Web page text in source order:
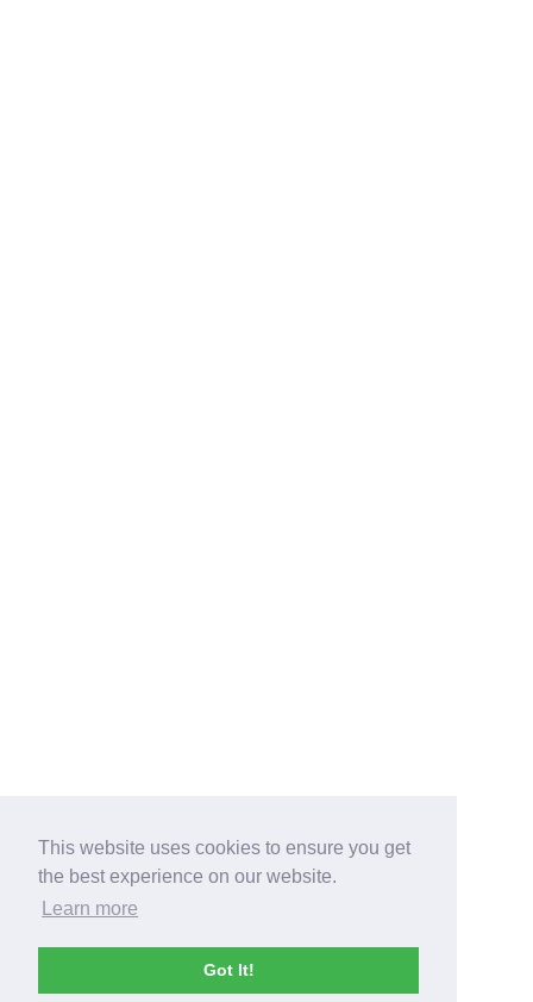
This website uses cookies to ensure you get
the best experience on our website.
Learn more
Got It!